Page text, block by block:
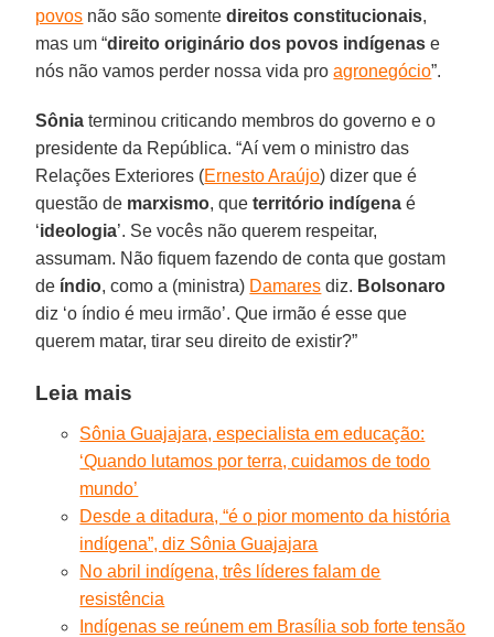
povos não são somentedireitos constitucionais,
mas um “direito originário dos povos indígenas e
nós não vamos perder nossa vida proagronegócio”.
Sônia terminou criticando membros do governo e o
presidente da República. “Aí vem o ministro das
Relações Exteriores (Ernesto Araújo) dizer que é
questão de marxismo, queterritório indígena é
‘ideologia’. Se vocês não querem respeitar,
assumam. Não fiquem fazendo de conta que gostam
de índio, como a (ministra) Damares diz. Bolsonaro
diz ‘o índio é meu irmão’. Que irmão é esse que
querem matar, tirar seu direito de existir?”
Leia mais
Sônia Guajajara, especialista em educação:
‘Quando lutamos por terra, cuidamos de todo
mundo’
Desde a ditadura, “é o pior momento da história
indígena”, diz Sônia Guajajara
No abril indígena, três líderes falam de
resistência
Indígenas se reúnem em Brasília sob forte tensão